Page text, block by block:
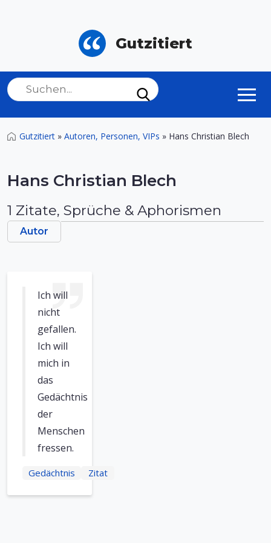
Gutzitiert
Gutzitiert » Autoren, Personen, VIPs » Hans Christian Blech
Hans Christian Blech
1 Zitate, Sprüche & Aphorismen
Autor
Ich will
nicht
gefallen.
Ich will
mich in
das
Gedächtnis
der
Menschen
fressen.
Gedächtnis Zitat